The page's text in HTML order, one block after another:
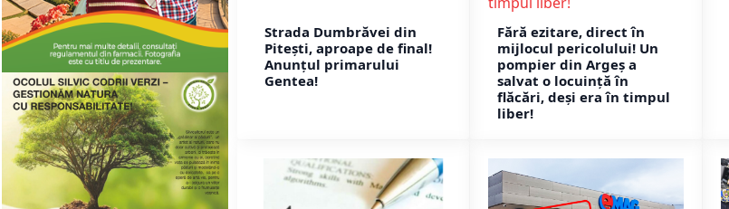
Strada Dumbrăvei din
Pitești, aproape de final!
Anunțul primarului
Gentea!
Fără ezitare, direct în
mijlocul pericolului! Un
pompier din Argeș a
salvat o locuință în
flăcări, deși era în timpul
liber!